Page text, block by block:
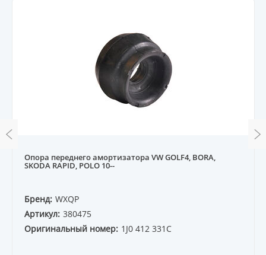
Опора переднего амортизатора VW GOLF4, BORA,
SKODA RAPID, POLO 10--
Бренд: WXQP
Артикул: 380475
Оригинальный номер: 1J0 412 331C